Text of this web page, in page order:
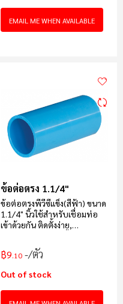
EMAIL ME WHEN AVAILABLE
ข้อต่อตรง 1.1/4"
ข้อต่อตรงพีวีซีแข็ง(สีฟ้า) ขนาด
1.1/4" นิ้วใช้สำหรับเชื่อมท่อ
เข้าด้วยกัน ติดตั้งง่าย,
บรรจุ 60 ตัว/กล่อง
฿9.10 /ตัว
Out of stock